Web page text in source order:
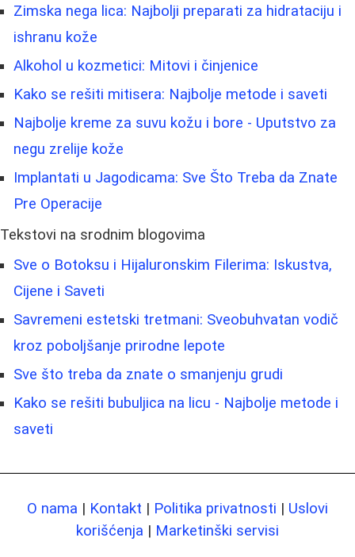
Zimska nega lica: Najbolji preparati za hidrataciju i
ishranu kože
Alkohol u kozmetici: Mitovi i činjenice
Kako se rešiti mitisera: Najbolje metode i saveti
Najbolje kreme za suvu kožu i bore - Uputstvo za
negu zrelije kože
Implantati u Jagodicama: Sve Što Treba da Znate
Pre Operacije
Tekstovi na srodnim blogovima
Sve o Botoksu i Hijaluronskim Filerima: Iskustva,
Cijene i Saveti
Savremeni estetski tretmani: Sveobuhvatan vodič
kroz poboljšanje prirodne lepote
Sve što treba da znate o smanjenju grudi
Kako se rešiti bubuljica na licu - Najbolje metode i
saveti
O nama | Kontakt | Politika privatnosti | Uslovi
korišćenja | Marketinški servisi